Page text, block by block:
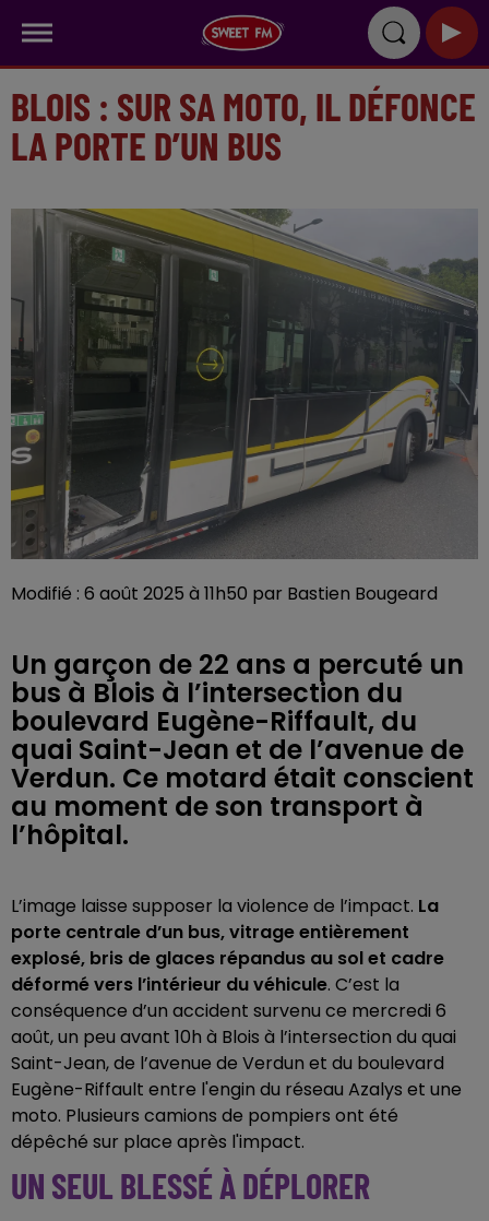
BLOIS : SUR SA MOTO, IL DÉFONCE
LA PORTE D’UN BUS
Modifié : 6 août 2025 à 11h50 par Bastien Bougeard
Un garçon de 22 ans a percuté un
bus à Blois à l’intersection du
boulevard Eugène-Riffault, du
quai Saint-Jean et de l’avenue de
Verdun. Ce motard était conscient
au moment de son transport à
l’hôpital.
L’image laisse supposer la violence de l’impact. La
porte centrale d’un bus, vitrage entièrement
explosé, bris de glaces répandus au sol et cadre
déformé vers l’intérieur du véhicule. C’est la
conséquence d’un accident survenu ce mercredi 6
août, un peu avant 10h à Blois à l’intersection du quai
Saint-Jean, de l’avenue de Verdun et du boulevard
Eugène-Riffault entre l'engin du réseau Azalys et une
moto. Plusieurs camions de pompiers ont été
dépêché sur place après l'impact.
UN SEUL BLESSÉ À DÉPLORER